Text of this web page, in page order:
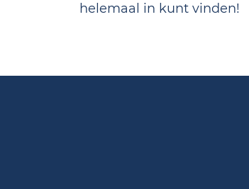
helemaal in kunt vinden!